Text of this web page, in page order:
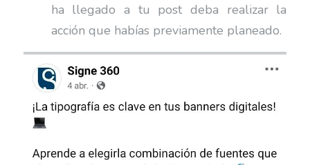
ha llegado a tu post deba realizar la
acción que habías previamente planeado.